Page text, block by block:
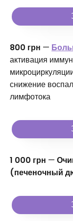
800 грн —
активация
снижение
лимфотока
1 000 грн —
(печеночный